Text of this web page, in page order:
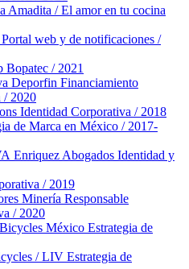
Amadita / El amor en tu cocina
Portal web y de notificaciones /
Bopatec / 2021
Deporfin Financiamiento
/ 2020
Identidad Corporativa / 2018
de Marca en México / 2017-
Enriquez Abogados Identidad y
/ 2019
Minería Responsable
/ 2020
México Estrategia de
/ LIV Estrategia de